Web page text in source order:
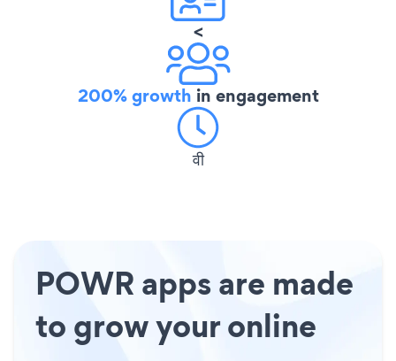
<
200% growth in engagement
वी
POWR apps are made
to grow your online